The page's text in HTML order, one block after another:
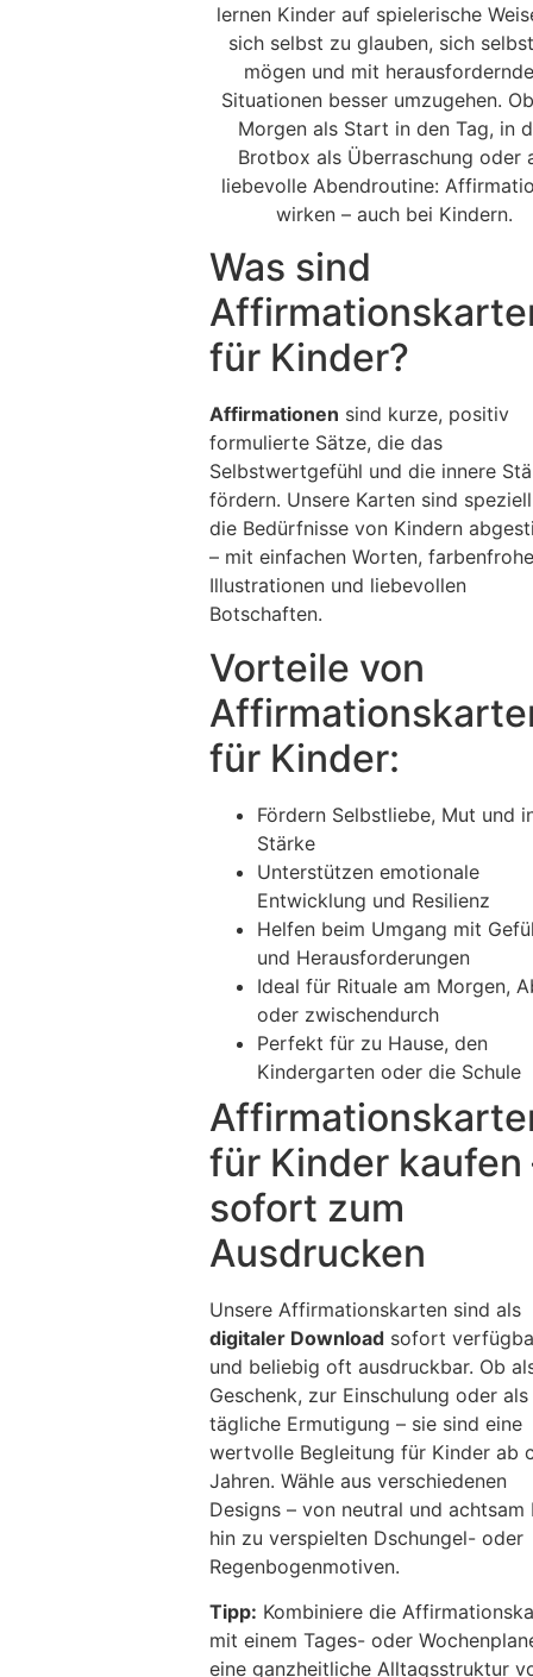
lernen Kinder auf spielerische
sich selbst zu glauben, sich
mögen und mit
Situationen besser umzugehen.
Morgen als Start in den Tag, in
Brotbox als Überraschung oder
liebevolle Abendroutine:
wirken – auch bei Kindern.
Was sind
für Kinder?
Affirmationen sind kurze, positiv
formulierte Sätze, die das
Selbstwertgefühl und die innere
fördern. Unsere Karten sind
die Bedürfnisse von Kindern
– mit einfachen Worten,
Illustrationen und liebevollen
Botschaften.
Vorteile von
für Kinder:
Fördern Selbstliebe, Mut und
Stärke
Unterstützen emotionale
Entwicklung und Resilienz
Helfen beim Umgang mit
und Herausforderungen
Ideal für Rituale am Morgen,
oder zwischendurch
Perfekt für zu Hause, den
Kindergarten oder die Schule
für Kinder kaufen
sofort zum
Ausdrucken
Unsere Affirmationskarten sind als
digitaler Download sofort
und beliebig oft ausdruckbar. Ob
Geschenk, zur Einschulung oder als
tägliche Ermutigung – sie sind eine
wertvolle Begleitung für Kinder ab
Jahren. Wähle aus verschiedenen
Designs – von neutral und achtsam
hin zu verspielten Dschungel- oder
Regenbogenmotiven.
Tipp: Kombiniere die
mit einem Tages- oder
eine ganzheitliche Alltagsstruktur